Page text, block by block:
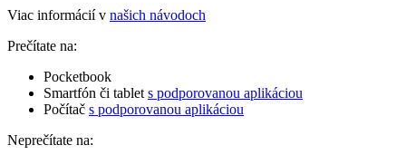
Viac informácií v našich návodoch
Prečítate na:
Pocketbook
Smartfón či tablet s podporovanou aplikáciou
Počítač s podporovanou aplikáciou
Neprečítate na: